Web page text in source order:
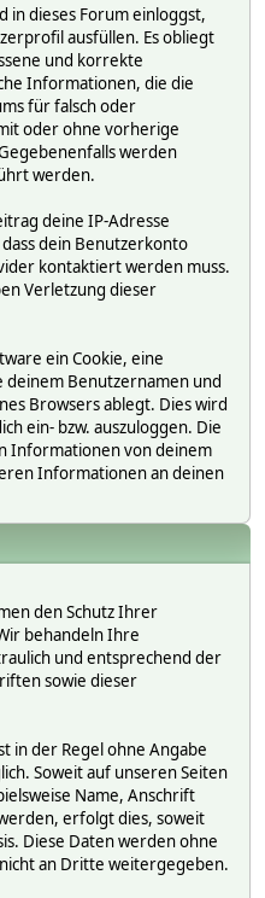
in dieses Forum einloggst,
ausfüllen. Es obliegt
und korrekte
Informationen, die die
für falsch oder
oder ohne vorherige
werden
werden.
deine IP-Adresse
dein Benutzerkonto
kontaktiert werden muss.
Verletzung dieser
ein Cookie, eine
Benutzernamen und
Browsers ablegt. Dies wird
ein- bzw. auszuloggen. Die
Informationen von deinem
Informationen an deinen
den Schutz Ihrer
behandeln Ihre
und entsprechend der
sowie dieser
in der Regel ohne Angabe
Soweit auf unseren Seiten
Name, Anschrift
erfolgt dies, soweit
Diese Daten werden ohne
an Dritte weitergegeben.